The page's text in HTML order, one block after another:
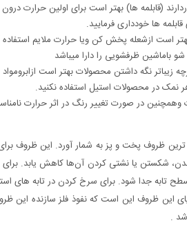
(قابلمه ها) بهتر است برای اولین حرارت
ها خودداری فرمایید.
است ازشعله پخش کن ویا حرارت ملایم استفاده
ظرفشویی را دارا میباشد
نگه داشتن محصولات بهتر است ازابرومواد
در صورت تغییر رنگ در اثر حرارت
ترین ظروف پخت و پز به شمار آورد. این ظروف
شکستن یا نشتی کردن آن‌ها کاهش یابد. برای
تابه جدا شود. برای سرخ کردن در تابه های
این ظروف این است که نفوذ فلز سازنده این
.